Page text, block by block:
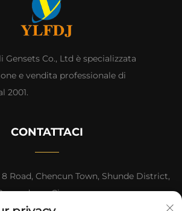
Gensets Co., Ltd è specializzata
e vendita professionale di
2001.
CONTATTACI
8 Road, Chencun Town, Shunde District,
Cina.